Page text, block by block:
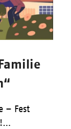
– Fest